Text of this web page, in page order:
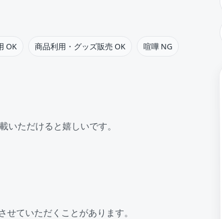
OK 商品利用・グッズ販売 OK 喧嘩 NG
ただけると嬉しいです。
ていただくことがあります。